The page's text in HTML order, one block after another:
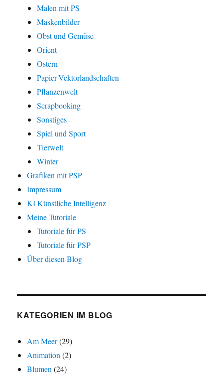
Malen mit PS
Maskenbilder
Obst und Gemüse
Orient
Ostern
Papier-Vektorlandschaften
Pflanzenwelt
Scrapbooking
Sonstiges
Spiel und Sport
Tierwelt
Winter
Grafiken mit PSP
Impressum
KI Künstliche Intelligenz
Meine Tutoriale
Tutoriale für PS
Tutoriale für PSP
Über diesen Blog
KATEGORIEN IM BLOG
Am Meer(29)
Animation (2)
Blumen (24)